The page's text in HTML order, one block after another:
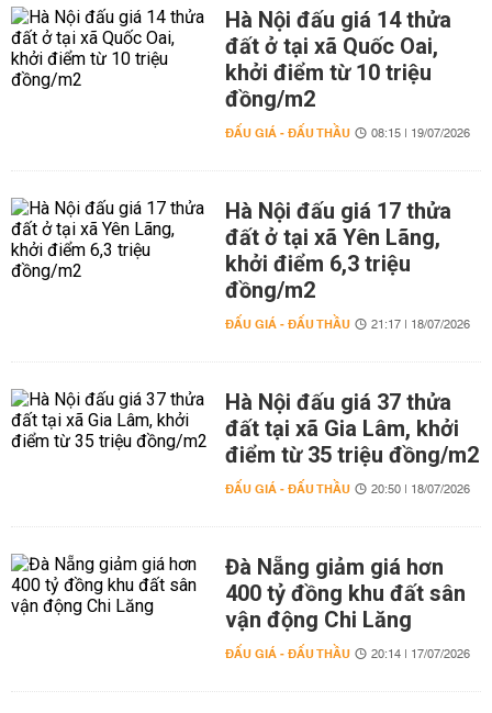
Hà Nội đấu giá 14 thửa
đất ở tại xã Quốc Oai,
khởi điểm từ 10 triệu
đồng/m2
ĐẤU GIÁ - ĐẤU THẦU 08:15 | 19/07/2026
Hà Nội đấu giá 17 thửa
đất ở tại xã Yên Lãng,
khởi điểm 6,3 triệu
đồng/m2
ĐẤU GIÁ - ĐẤU THẦU 21:17 | 18/07/2026
Hà Nội đấu giá 37 thửa
đất tại xã Gia Lâm, khởi
điểm từ 35 triệu đồng/m2
ĐẤU GIÁ - ĐẤU THẦU 20:50 | 18/07/2026
Đà Nẵng giảm giá hơn
400 tỷ đồng khu đất sân
vận động Chi Lăng
ĐẤU GIÁ - ĐẤU THẦU 20:14 | 17/07/2026